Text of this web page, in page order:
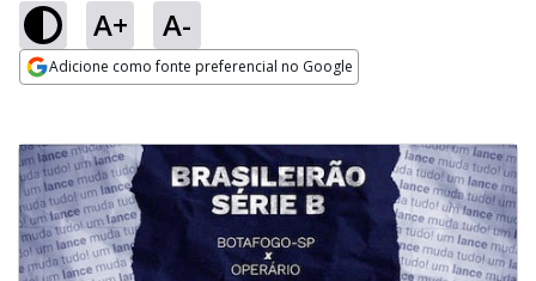
A+ A-
Adicione como fonte preferencial no Google